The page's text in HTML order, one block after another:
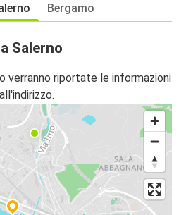
Bergamo
Salerno
verranno riportate le informazioni